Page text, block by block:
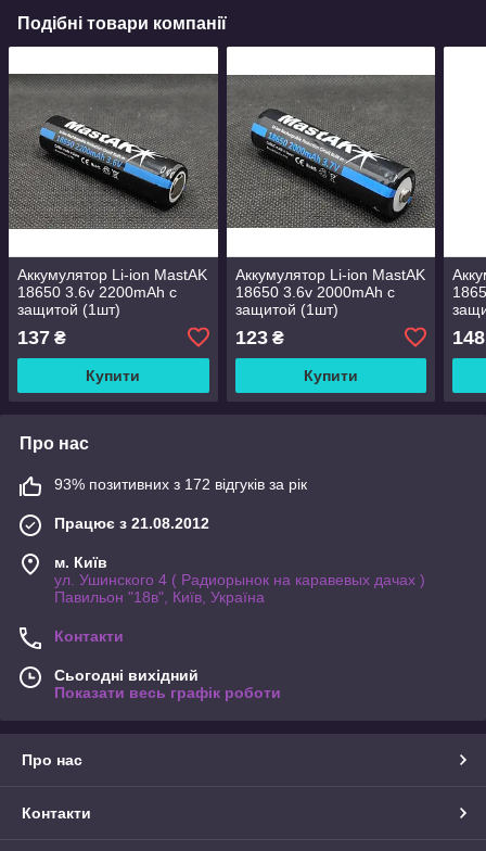
Подібні товари компанії
Аккумулятор Li-ion MastAK
18650 3.6v 2200mAh с
защитой (1шт)
137 ₴
Купити
Аккумулятор Li-ion MastAK
18650 3.6v 2000mAh с
защитой (1шт)
123₴
Купити
148
Про нас
93% позитивних з 172 відгуків за рік
Працює з 21.08.2012
м. Київ
ул. Ушинского 4 ( Радиорынок на каравевых дачах )
Павильон "18в", Київ, Україна
Контакти
Сьогодні вихідний
Показати весь графік роботи
Про нас
Контакти